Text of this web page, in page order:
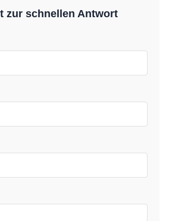
zur schnellen Antwort